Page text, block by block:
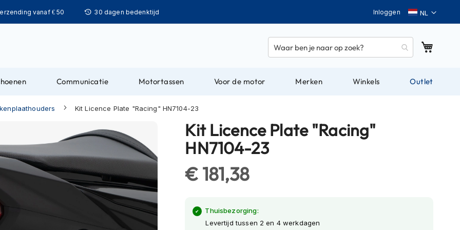
vanaf € 50 30 dagen bedenktijd Taal
Inloggen
Communicatie Motortassen Voor de motor Merken Winkels Outlet
Kit Licence Plate "Racing" HN7104-23
Kit Licence Plate "Racing"
HN7104-23
€ 181,38
Thuisbezorging:
Levertijd tussen 2 en 4 werkdagen